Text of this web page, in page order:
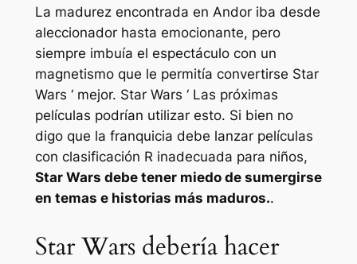
La madurez encontrada en Andoriba desde
aleccionador hasta emocionante, pero
siempre imbuía el espectáculo con un
magnetismo que le permitía convertirse Star
Wars ‘mejor. Star Wars ‘Las próximas
películas podrían utilizar esto. Si bien no
digo que la franquicia debe lanzar películas
con clasificación R inadecuada para niños,
Star Wars debe tener miedo de sumergirse
en temas e historias más maduros..
Star Wars debería hacer